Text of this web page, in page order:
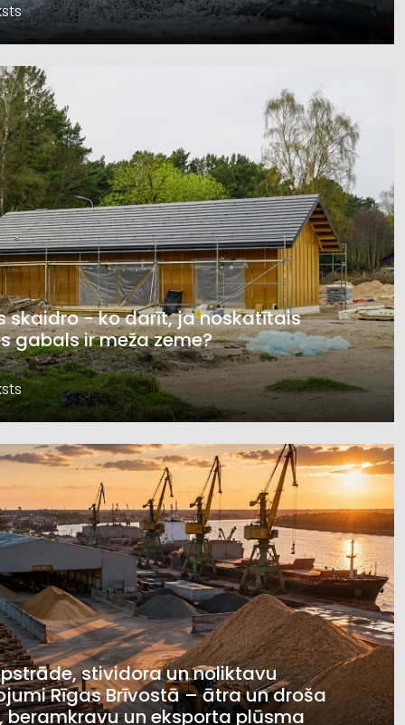
skaidro - ko darīt, ja noskatītais
gabals ir meža zeme?
stividora un noliktavu
Rīgas Brīvostā – ātra un droša
beramkravu un eksporta plūsma